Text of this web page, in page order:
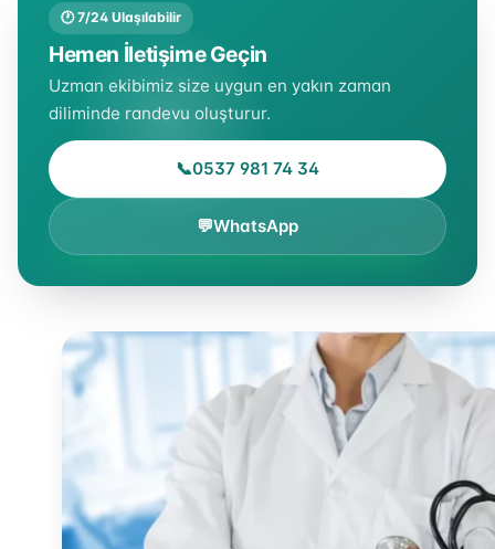
🕐 7/24 Ulaşılabilir
Hemen İletişime Geçin
Uzman ekibimiz size uygun en yakın zaman
diliminde randevu oluşturur.
📞0537 981 74 34
💬WhatsApp